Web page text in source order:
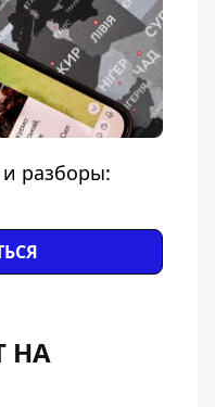
разборы:
НА